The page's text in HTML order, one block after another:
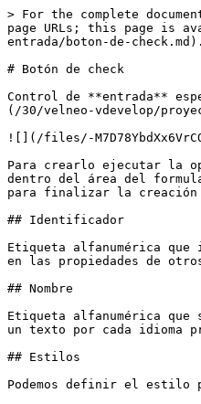
> For the complete
page URLs; this page is
entrada/boton-de-check.md).
# Botón de check
Control de **entrada**
(/30/velneo-vdevelop/
![](/files/-
Para crearlo ejecutar la
dentro del área del
para finalizar la creación
## Identificador
Etiqueta alfanumérica
en las propiedades de
## Nombre
Etiqueta alfanumérica
un texto por cada idioma
## Estilos
Podemos definir el estilo